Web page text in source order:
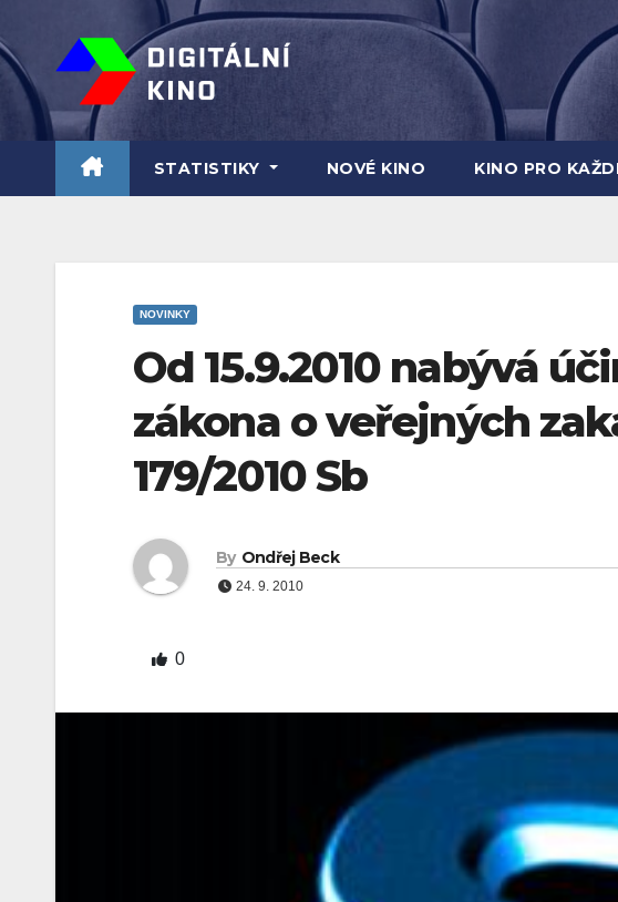
to
content
STATISTIKY NOVÉ KINO KINO PRO
NOVINKY
Od 15.9.2010 nabývá
zákona o veřejných
179/2010 Sb
By Ondřej Beck
24. 9. 2010
0